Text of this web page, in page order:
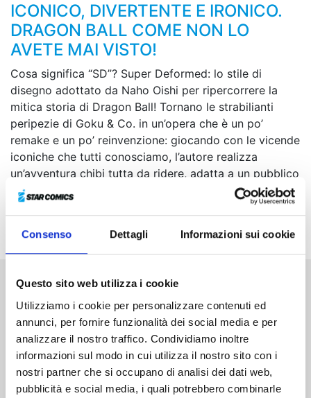
Consenso Dettagli Informazioni sui cookie
Questo sito web utilizza i cookie
Utilizziamo i cookie per personalizzare contenuti ed
annunci, per fornire funzionalità dei social media e per
analizzare il nostro traffico. Condividiamo inoltre
informazioni sul modo in cui utilizza il nostro sito con i
nostri partner che si occupano di analisi dei dati web,
pubblicità e social media, i quali potrebbero combinarle
ICONICO, DIVERTENTE E IRONICO.
DRAGON BALL COME NON LO
AVETE MAI VISTO!
Cosa significa “SD”? Super Deformed: lo stile di
disegno adottato da Naho Oishi per ripercorrere la
mitica storia di Dragon Ball! Tornano le strabilianti
peripezie di Goku & Co. in un’opera che è un po’
remake e un po’ reinvenzione: giocando con le vicende
iconiche che tutti conosciamo, l’autore realizza
un’avventura chibi tutta da ridere, adatta a un pubblico
di ogni età!
Siete pronti a ripartire in cerca delle Sfere del Drago?
Altri volumi della serie